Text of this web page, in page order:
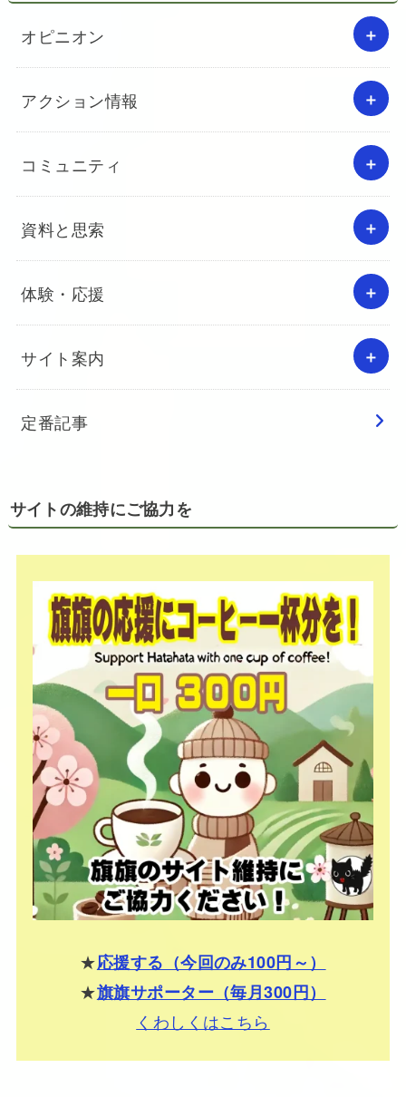
オピニオン
アクション情報
コミュニティ
資料と思索
体験・応援
サイト案内
定番記事
サイトの維持にご協力を
★応援する（今回のみ100円～）
★旗旗サポーター（毎月300円）
くわしくはこちら